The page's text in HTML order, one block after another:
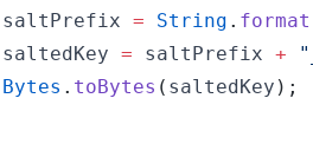
saltPrefix = String . format
saltedKey = saltPrefix +
Bytes . toBytes ( saltedKey ) ;